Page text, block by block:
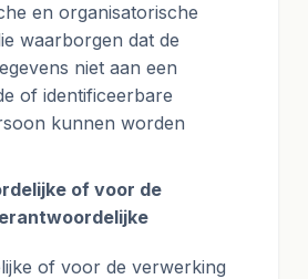
en organisatorische
waarborgen dat de
niet aan een
of identificeerbare
kunnen worden
of voor de
of voor de verwerking